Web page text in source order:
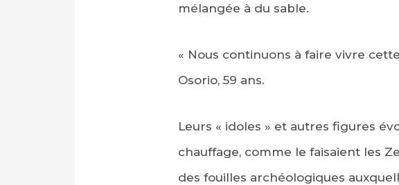
mélangée à du sable.
« Nous continuons à faire vivre
Osorio, 59 ans.
Leurs « idoles » et autres figures
chauffage, comme le faisaient les
des fouilles archéologiques